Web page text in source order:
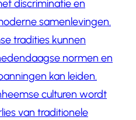
discriminatie en
samenlevingen.
tradities kunnen
normen en
kan leiden.
culturen wordt
van traditionele